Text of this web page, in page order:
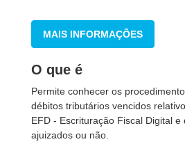
MAIS INFORMAÇÕES
O que é
Permite conhecer os
débitos tributários vencidos
EFD - Escrituração Fiscal Digital e
ajuizados ou não.